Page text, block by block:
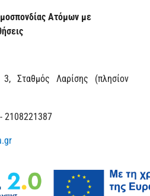
Ατόμων με
Σταθμός Λαρίσης (πλησίον
2108221387